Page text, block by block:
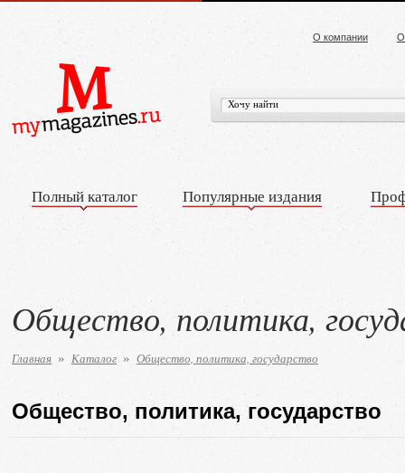
О компании
Полный каталог Популярные издания
Общество, политика,
Главная » Каталог » Общество, политика, государство
Общество, политика, государство